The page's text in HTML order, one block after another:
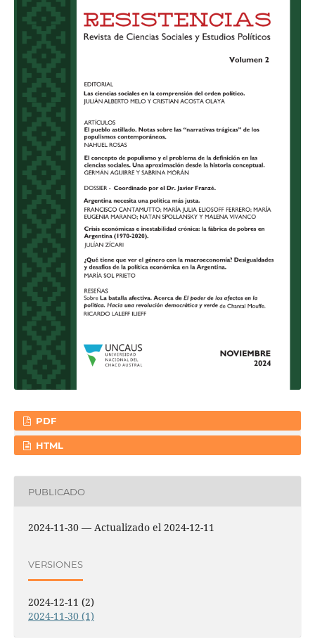
PDF
HTML
PUBLICADO
2024-11-30 — Actualizado el 2024-12-11
VERSIONES
2024-12-11 (2)
2024-11-30 (1)